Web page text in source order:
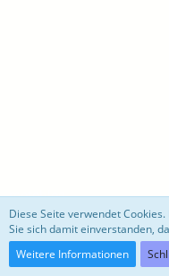
motoblog
Community-
Diese Seite verwendet
Sie sich damit einverstanden,
Weitere Informationen